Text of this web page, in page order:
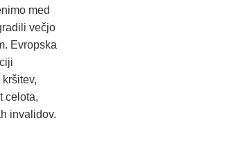
med
večjo
Evropska
celota,
invalidov.